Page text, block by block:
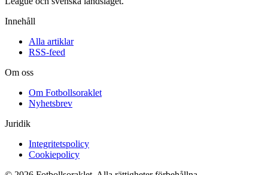
Innehåll
Alla artiklar
RSS-feed
Om oss
Om Fotbollsoraklet
Nyhetsbrev
Juridik
Integritetspolicy
Cookiepolicy